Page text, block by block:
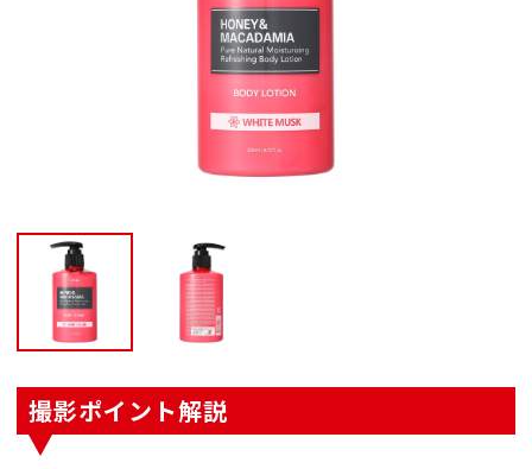
撮影ポイント解説